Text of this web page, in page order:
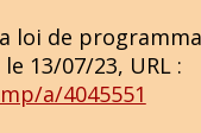
loi de
13/07/23, URL :
a/4045551